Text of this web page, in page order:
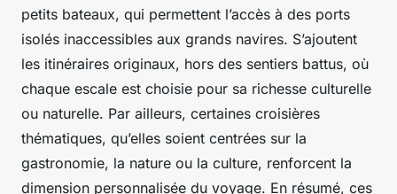
petits bateaux, qui permettent l’accès à des ports
isolés inaccessibles aux grands navires. S’ajoutent
les itinéraires originaux, hors des sentiers battus, où
chaque escale est choisie pour sa richesse culturelle
ou naturelle. Par ailleurs, certaines croisières
thématiques, qu’elles soient centrées sur la
gastronomie, la nature ou la culture, renforcent la
dimension personnalisée du voyage. En résumé, ces